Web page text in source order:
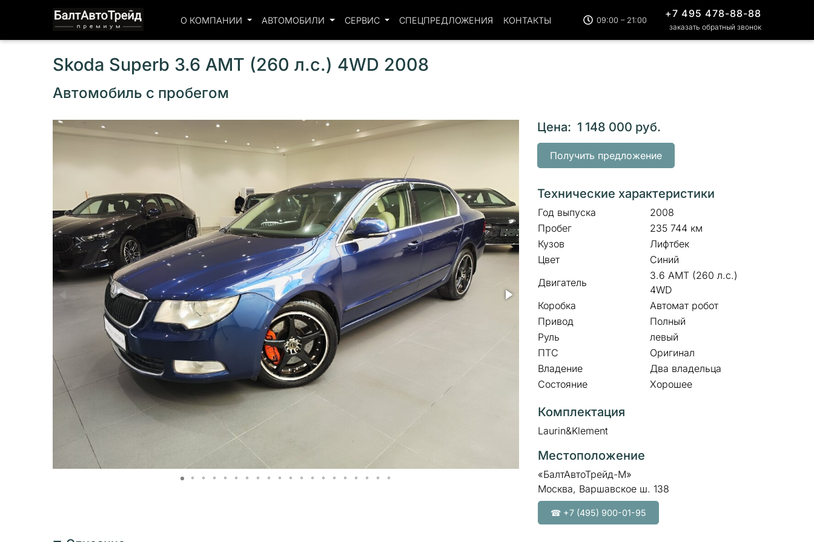
О КОМПАНИИ АВТОМОБИЛИ СЕРВИС СПЕЦПРЕДЛОЖЕНИЯ КОНТАКТЫ 09:00 – 21:00
+7 495 478-88-88
заказать обратный звонок
Skoda Superb 3.6 AMT (260 л.с.) 4WD 2008
Автомобиль с пробегом
Цена: 1 148 000 руб.
Получить предложение
Технические характеристики
Год выпуска
2008
Пробег
235 744 км
Кузов
Лифтбек
Цвет
Синий
Двигатель
3.6 AMT (260 л.с.)
4WD
Коробка
Автомат робот
Привод
Полный
Руль
левый
ПТС
Оригинал
Владение
Два владельца
Состояние
Хорошее
Комплектация
Laurin&Klement
Местоположение
«БалтАвтоТрейд-М»
Москва, Варшавское ш. 138
☎ +7 (495) 900-01-95